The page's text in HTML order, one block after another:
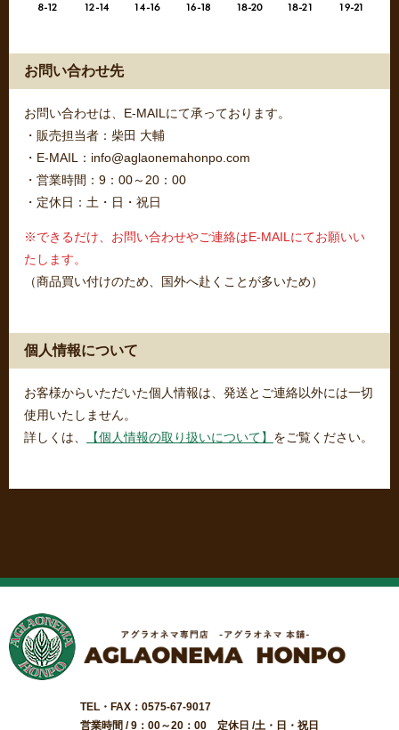
お問い合わせ先
お問い合わせは、E-MAILにて承っております。
・販売担当者：柴田 大輔
・E-MAIL：info@aglaonemahonpo.com
・営業時間：9：00～20：00
・定休日：土・日・祝日
※できるだけ、お問い合わせやご連絡はE-MAILにてお願いい
たします。
（商品買い付けのため、国外へ赴くことが多いため）
個人情報について
お客様からいただいた個人情報は、発送とご連絡以外には一切
使用いたしません。
詳しくは、
【個人情報の取り扱いについて】 をご覧ください。
TEL・FAX：0575-67-9017
営業時間 / 9：00～20：00 定休日 /土・日・祝日